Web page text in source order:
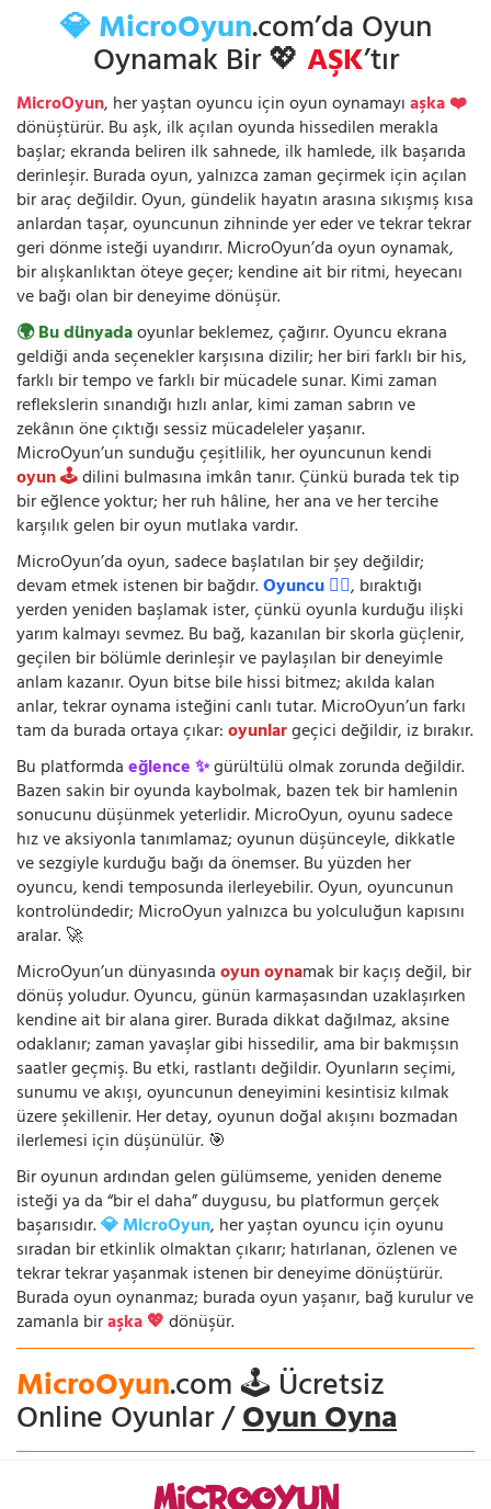
💎 MicroOyun.com’da Oyun
Oynamak Bir 💖AŞK’tır
MicroOyun, her yaştan oyuncu için oyun oynamayıaşka ❤️
dönüştürür. Bu aşk, ilk açılan oyunda hissedilen merakla
başlar; ekranda beliren ilk sahnede, ilk hamlede, ilk başarıda
derinleşir. Burada oyun, yalnızca zaman geçirmek için açılan
bir araç değildir. Oyun, gündelik hayatın arasına sıkışmış kısa
anlardan taşar, oyuncunun zihninde yer eder ve tekrar tekrar
geri dönme isteği uyandırır. MicroOyun’da oyun oynamak,
bir alışkanlıktan öteye geçer; kendine ait bir ritmi, heyecanı
ve bağı olan bir deneyime dönüşür.
🌍 Bu dünyadaoyunlar beklemez, çağırır. Oyuncu ekrana
geldiği anda seçenekler karşısına dizilir; her biri farklı bir his,
farklı bir tempo ve farklı bir mücadele sunar. Kimi zaman
reflekslerin sınandığı hızlı anlar, kimi zaman sabrın ve
zekânın öne çıktığı sessiz mücadeleler yaşanır.
MicroOyun’un sunduğu çeşitlilik, her oyuncunun kendi
oyun 🕹️dilini bulmasına imkân tanır. Çünkü burada tek tip
bir eğlence yoktur; her ruh hâline, her ana ve her tercihe
karşılık gelen bir oyun mutlaka vardır.
MicroOyun’da oyun, sadece başlatılan bir şey değildir;
devam etmek istenen bir bağdır.Oyuncu 🧍‍♂️, bıraktığı
yerden yeniden başlamak ister, çünkü oyunla kurduğu ilişki
yarım kalmayı sevmez. Bu bağ, kazanılan bir skorla güçlenir,
geçilen bir bölümle derinleşir ve paylaşılan bir deneyimle
anlam kazanır. Oyun bitse bile hissi bitmez; akılda kalan
anlar, tekrar oynama isteğini canlı tutar. MicroOyun’un farkı
tam da burada ortaya çıkar:oyunlargeçici değildir, iz bırakır.
Bu platformdaeğlence ✨gürültülü olmak zorunda değildir.
Bazen sakin bir oyunda kaybolmak, bazen tek bir hamlenin
sonucunu düşünmek yeterlidir. MicroOyun, oyunu sadece
hız ve aksiyonla tanımlamaz; oyunun düşünceyle, dikkatle
ve sezgiyle kurduğu bağı da önemser. Bu yüzden her
oyuncu, kendi temposunda ilerleyebilir. Oyun, oyuncunun
kontrolündedir; MicroOyun yalnızca bu yolculuğun kapısını
aralar. 🚀
MicroOyun’un dünyasındaoyun oynamak bir kaçış değil, bir
dönüş yoludur. Oyuncu, günün karmaşasından uzaklaşırken
kendine ait bir alana girer. Burada dikkat dağılmaz, aksine
odaklanır; zaman yavaşlar gibi hissedilir, ama bir bakmışsın
saatler geçmiş. Bu etki, rastlantı değildir. Oyunların seçimi,
sunumu ve akışı, oyuncunun deneyimini kesintisiz kılmak
üzere şekillenir. Her detay, oyunun doğal akışını bozmadan
ilerlemesi için düşünülür. 🎯
Bir oyunun ardından gelen gülümseme, yeniden deneme
isteği ya da “bir el daha” duygusu, bu platformun gerçek
başarısıdır.💎 MicroOyun, her yaştan oyuncu için oyunu
sıradan bir etkinlik olmaktan çıkarır; hatırlanan, özlenen ve
tekrar tekrar yaşanmak istenen bir deneyime dönüştürür.
Burada oyun oynanmaz; burada oyun yaşanır, bağ kurulur ve
zamanla biraşka 💖dönüşür.
MicroOyun.com 🕹️ Ücretsiz
Online Oyunlar /Oyun Oyna